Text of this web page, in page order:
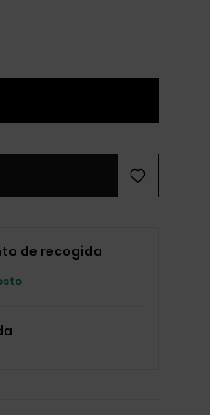
de recogida